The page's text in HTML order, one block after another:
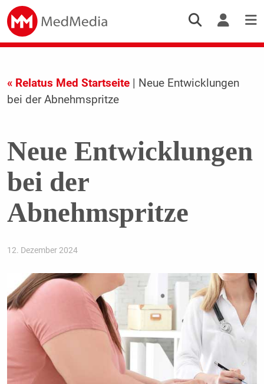
« Relatus Med Startseite| Neue Entwicklungen
bei der Abnehmspritze
Neue Entwicklungen
bei der
Abnehmspritze
12. Dezember 2024